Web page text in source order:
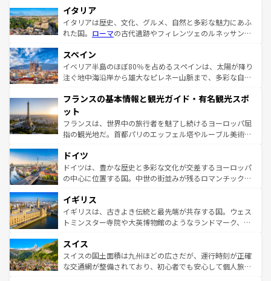
イタリア
イタリアは歴史、文化、グルメ、自然と多彩な魅力にあふ
れた国。 ローマの古代遺跡やフィレンツェのルネッサンス
ろん、トスカーナの美しい田園風景やアマルフィ海岸の絶
景など、自然景観も見逃せない。観光の合間には、本場の
ピザやパスタなど、絶品のイタリア料理を堪能することも
ませてくれるイタリアで、忘れられない旅をしてみよう！
なお、新着のイタリア情報は
しい。
スペイン
イベリア半島のほぼ80％を占めるスペインは、太陽が降り
注ぐ地中海沿岸から雄大なピレネー山脈まで、多彩な自然
文化が根付くこの国では、情熱的なフラメンコ、熱気あふ
れる闘牛、そして美味しいタパスが生活の一部となってい
る。首都マドリードの洗練された雰囲気や、バルセロナの
アートに溢れた街角から、地方では古代ローマ遺跡や中世
せる。地方によって風土や気候が異なるスペインはその個
性で訪れる人を魅了する。 なお、新着のスペイン情報は コ
ンテンツ一覧を参照してほしい。
フランスの基本情報と観光ガイド・有名観光スポ
ット
フランスは、世界中の旅行者を魅了し続けるヨーロッパ屈
指の観光地だ。首都パリのエッフェル塔やルーブル美術館
で、幅広い魅力が詰まっている。華麗な宮殿、歴史的な大
聖堂、美しいビーチ、そして豊かな自然が、訪れる者を心
から魅了する。また、フランスは美食の国としても知ら
いる。シャンパンの発祥地であるランス、プロヴァンスの
香り高いラベンダー畑など、多彩な楽しみ方が可能だ。さ
らに、パリ以外の地域にも魅力が溢れており、どの街角に
れる地方に足を運ぶとそれぞれで全く異なる文化を体験で
きるだろう。 なお、新着のフランス情報はコンテンツ一覧
を参照してほしい。
ドイツ
ドイツは、豊かな歴史と多彩な文化が交差するヨーロッパ
の中心に位置する国。中世の街並みが残るロマンチック街
顔を持つこの国は、どこを歩いても飽きることがない。ベ
ルリンの文化的活気、バイエルン州のアルプスの絶景、そ
してライン川沿いのワイン畑といった風景は必見。ビール
は、お酒好きな人にはぜひ体験してほしい。 なお、新着の
ドイツ情報はコンテンツ一覧を参照してほしい。
イギリス
イギリスは、古きよき伝統と最先端が共存する国。ウェス
トミンスター寺院や大英博物館のようなランドマーク、歴
リアごとに異なる魅力がある。また、優雅なアフタヌーン
ティー、ビール好きにはたまらない英国パブ、サッカー観
戦など、本場だからこそできる体験も豊富。イギリスを旅
スイス
スイスの国土面積は九州ほどの広さだが、運行時刻が正確
な交通網が整備されており、初心者でも安心して個人旅行